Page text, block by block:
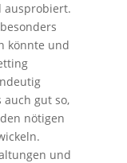
ausprobiert.
könnte und
gut so,
nötigen
und